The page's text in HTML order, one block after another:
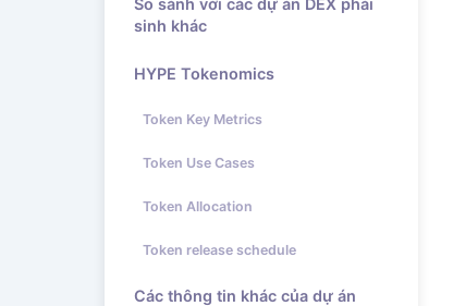
So sánh với các dự án DEX phái
sinh khác
HYPE Tokenomics
Token Key Metrics
Token Use Cases
Token Allocation
Token release schedule
Các thông tin khác của dự án